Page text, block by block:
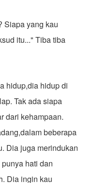
Siapa yang kau
itu..." Tiba tiba
hidup,dia hidup di
Tak ada siapa
dari kehampaan.
beberapa
Dia juga merindukan
hati dan
Dia ingin kau